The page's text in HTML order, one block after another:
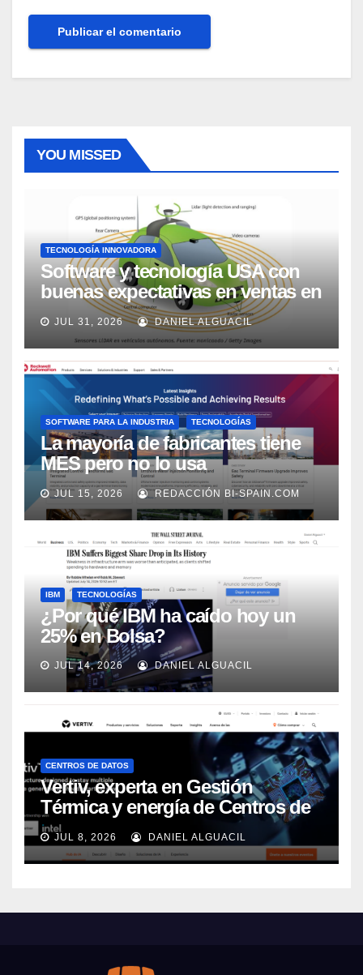
YOU MISSED
TECNOLOGÍA INNOVADORA
Software y tecnología USA con
buenas expectativas en ventas en
los próximos 2 años, según
Market Watch
JUL 31, 2026 DANIEL ALGUACIL
SOFTWARE PARA LA INDUSTRIA TECNOLOGÍAS
La mayoría de fabricantes tiene
MES pero no lo usa
adecuadamente, según Rockwell
Automation
JUL 15, 2026 REDACCIÓN BI-SPAIN.COM
IBM TECNOLOGÍAS
¿Por qué IBM ha caído hoy un
25% en Bolsa?
JUL 14, 2026 DANIEL ALGUACIL
CENTROS DE DATOS
Vertiv, experta en Gestión
Térmica y energía de Centros de
Datos, sigue su crecimiento
imparable
JUL 8, 2026 DANIEL ALGUACIL